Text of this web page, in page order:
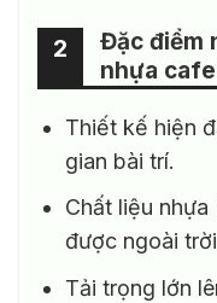
Đặc điểm
nhựa
2
Thiết kế hiện
gian bài trí.
Chất liệu nhựa
được ngoài
Tải trọng lớn